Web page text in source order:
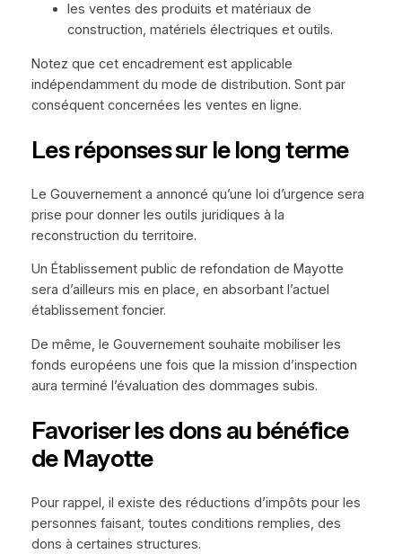
les ventes des produits et matériaux de
construction, matériels électriques et outils.
Notez que cet encadrement est applicable
indépendamment du mode de distribution. Sont par
conséquent concernées les ventes en ligne.
Les réponses sur le long terme
Le Gouvernement a annoncé qu’une loi d’urgence sera
prise pour donner les outils juridiques à la
reconstruction du territoire.
Un Établissement public de refondation de Mayotte
sera d’ailleurs mis en place, en absorbant l’actuel
établissement foncier.
De même, le Gouvernement souhaite mobiliser les
fonds européens une fois que la mission d’inspection
aura terminé l’évaluation des dommages subis.
Favoriser les dons au bénéfice
de Mayotte
Pour rappel, il existe des réductions d’impôts pour les
personnes faisant, toutes conditions remplies, des
dons à certaines structures.